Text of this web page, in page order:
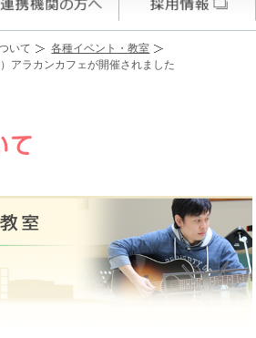
いて
各種イベント・教室
アラカンカフェが開催されました